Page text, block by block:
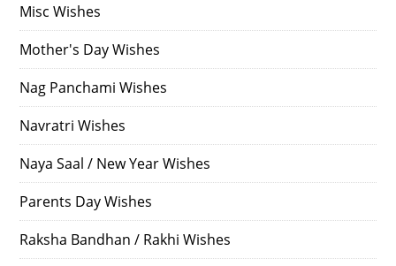
Misc Wishes
Mother's Day Wishes
Nag Panchami Wishes
Navratri Wishes
Naya Saal / New Year Wishes
Parents Day Wishes
Raksha Bandhan / Rakhi Wishes